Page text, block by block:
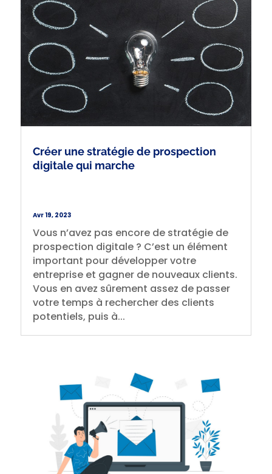
Créer une stratégie de prospection
digitale qui marche
Avr 19, 2023
Vous n’avez pas encore de stratégie de
prospection digitale ? C’est un élément
important pour développer votre
entreprise et gagner de nouveaux clients.
Vous en avez sûrement assez de passer
votre temps à rechercher des clients
potentiels, puis à...